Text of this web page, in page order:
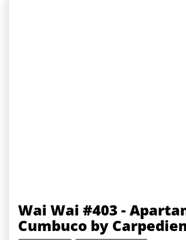
Wai Wai #403 -
Cumbuco by